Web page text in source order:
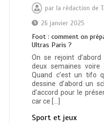
par la rédaction de
26 janvier 2025
Foot : comment on
Ultras Paris ?
On se rejoint
deux semaines
Quand c’est un tifo
dessine d’abord un
d’accord pour le
car ce […]
Sport et jeux